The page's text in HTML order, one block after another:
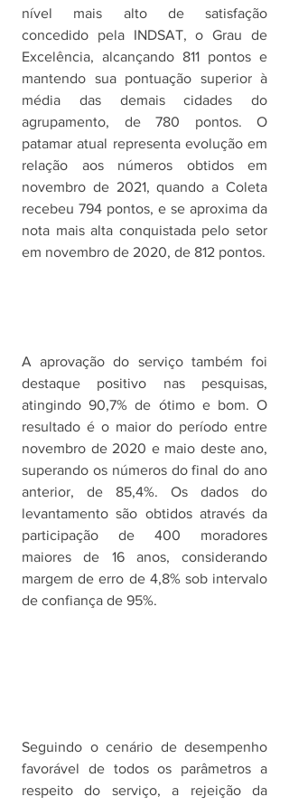
nível mais alto de satisfação
concedido pela INDSAT, o Grau de
Excelência, alcançando 811 pontos e
mantendo sua pontuação superior à
média das demais cidades do
agrupamento, de 780 pontos. O
patamar atual representa evolução em
relação aos números obtidos em
novembro de 2021, quando a Coleta
recebeu 794 pontos, e se aproxima da
nota mais alta conquistada pelo setor
em novembro de 2020, de 812 pontos.
A aprovação do serviço também foi
destaque positivo nas pesquisas,
atingindo 90,7% de ótimo e bom. O
resultado é o maior do período entre
novembro de 2020 e maio deste ano,
superando os números do final do ano
anterior, de 85,4%. Os dados do
levantamento são obtidos através da
participação de 400 moradores
maiores de 16 anos, considerando
margem de erro de 4,8% sob intervalo
de confiança de 95%.
Seguindo o cenário de desempenho
favorável de todos os parâmetros a
respeito do serviço, a rejeição da